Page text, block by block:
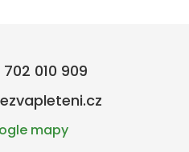
010 909
mapy